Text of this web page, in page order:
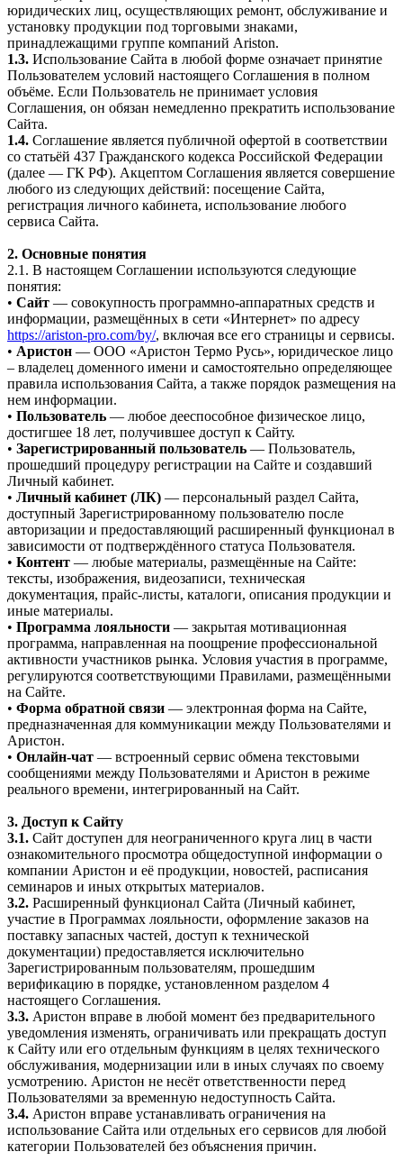
юридических лиц, осуществляющих ремонт, обслуживание и
установку продукции под торговыми знаками,
принадлежащими группе компаний Ariston.
1.3. Использование Сайта в любой форме означает принятие
Пользователем условий настоящего Соглашения в полном
объёме. Если Пользователь не принимает условия
Соглашения, он обязан немедленно прекратить использование
Сайта.
1.4. Соглашение является публичной офертой в соответствии
со статьёй 437 Гражданского кодекса Российской Федерации
(далее — ГК РФ). Акцептом Соглашения является совершение
любого из следующих действий: посещение Сайта,
регистрация личного кабинета, использование любого
сервиса Сайта.
2. Основные понятия
2.1. В настоящем Соглашении используются следующие
понятия:
• Сайт — совокупность программно-аппаратных средств и
информации, размещённых в сети «Интернет» по адресу
https://ariston-pro.com/by/, включая все его страницы и сервисы.
• Аристон — ООО «Аристон Термо Русь», юридическое лицо
– владелец доменного имени и самостоятельно определяющее
правила использования Сайта, а также порядок размещения на
нем информации.
• Пользователь — любое дееспособное физическое лицо,
достигшее 18 лет, получившее доступ к Сайту.
• Зарегистрированный пользователь — Пользователь,
прошедший процедуру регистрации на Сайте и создавший
Личный кабинет.
• Личный кабинет (ЛК) — персональный раздел Сайта,
доступный Зарегистрированному пользователю после
авторизации и предоставляющий расширенный функционал в
зависимости от подтверждённого статуса Пользователя.
• Контент — любые материалы, размещённые на Сайте:
тексты, изображения, видеозаписи, техническая
документация, прайс-листы, каталоги, описания продукции и
иные материалы.
• Программа лояльности — закрытая мотивационная
программа, направленная на поощрение профессиональной
активности участников рынка. Условия участия в программе,
регулируются соответствующими Правилами, размещёнными
на Сайте.
• Форма обратной связи — электронная форма на Сайте,
предназначенная для коммуникации между Пользователями и
Аристон.
• Онлайн-чат — встроенный сервис обмена текстовыми
сообщениями между Пользователями и Аристон в режиме
реального времени, интегрированный на Сайт.
3. Доступ к Сайту
3.1. Сайт доступен для неограниченного круга лиц в части
ознакомительного просмотра общедоступной информации о
компании Аристон и её продукции, новостей, расписания
семинаров и иных открытых материалов.
3.2. Расширенный функционал Сайта (Личный кабинет,
участие в Программах лояльности, оформление заказов на
поставку запасных частей, доступ к технической
документации) предоставляется исключительно
Зарегистрированным пользователям, прошедшим
верификацию в порядке, установленном разделом 4
настоящего Соглашения.
3.3. Аристон вправе в любой момент без предварительного
уведомления изменять, ограничивать или прекращать доступ
к Сайту или его отдельным функциям в целях технического
обслуживания, модернизации или в иных случаях по своему
усмотрению. Аристон не несёт ответственности перед
Пользователями за временную недоступность Сайта.
3.4. Аристон вправе устанавливать ограничения на
использование Сайта или отдельных его сервисов для любой
категории Пользователей без объяснения причин.